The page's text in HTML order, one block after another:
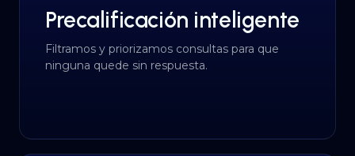
Precalificación inteligente
Filtramos y priorizamos consultas para que
ninguna quede sin respuesta.